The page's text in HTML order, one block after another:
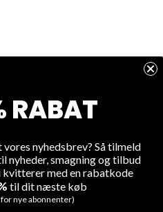
RABAT
nyhedsbrev? Så tilmeld
nyheder, smagning og tilbud
kvitterer med en rabatkode
til dit næste køb
nye abonnenter)